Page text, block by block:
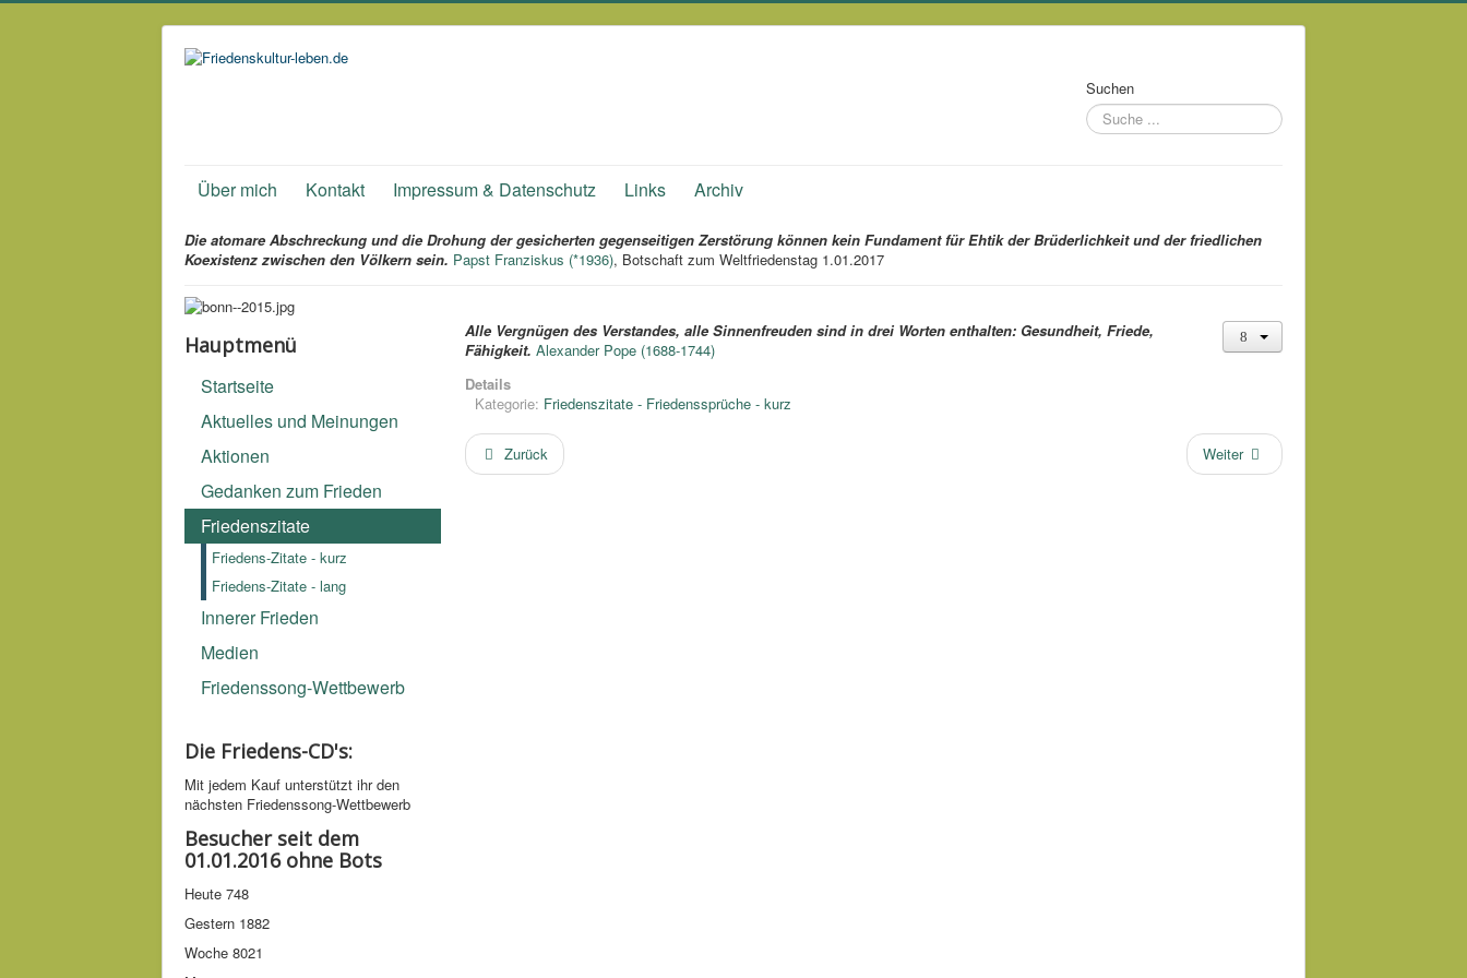
Suchen
Über mich Kontakt Impressum & Datenschutz Links Archiv
Die atomare Abschreckung und die Drohung der gesicherten gegenseitigen Zerstörung können kein Fundament für Ehtik der Brüderlichkeit und der friedlichen
Koexistenz zwischen den Völkern sein. Papst Franziskus (*1936), Botschaft zum Weltfriedenstag 1.01.2017
Hauptmenü
Startseite
Aktuelles und Meinungen
Aktionen
Gedanken zum Frieden
Friedenszitate
Friedens-Zitate - kurz
Friedens-Zitate - lang
Innerer Frieden
Medien
Friedenssong-Wettbewerb
Die Friedens-CD's:
Mit jedem Kauf unter­stützt ihr den
nächsten Friedens­song-­Wettbe­werb
Besucher seit dem
01.01.2016 ohne Bots
Heute 748
Gestern 1882
Woche 8021
Alle Vergnügen des Verstandes, alle Sinnenfreuden sind in drei Worten enthalten: Gesundheit, Friede,
Fähigkeit. Alexander Pope (1688-1744)
Details
Kategorie: Friedenszitate - Friedenssprüche - kurz
Zurück Weiter